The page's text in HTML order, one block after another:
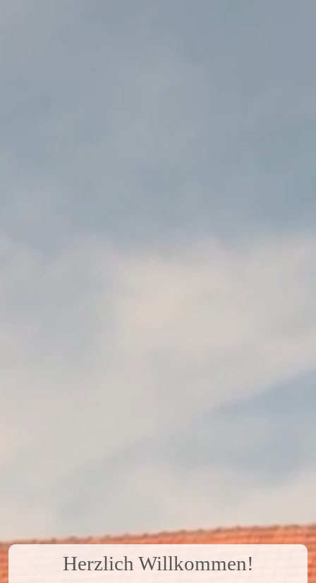
Herzlich Willkommen!